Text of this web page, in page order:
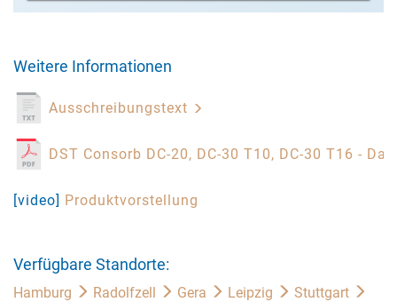
Weitere Informationen
Ausschreibungstext
DST Consorb DC-20, DC-30 T10, DC-30 T16 -
[video] Produktvorstellung
Verfügbare Standorte:
Hamburg Radolfzell Gera Leipzig
Stuttgart